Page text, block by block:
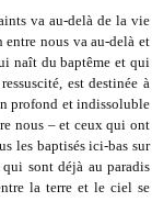
va au-delà de la vie
entre nous va au-delà et
naît du baptême et qui
est destinée à
profond et indissoluble
nous – et ceux qui ont
les baptisés ici-bas sur
sont déjà au paradis
la terre et le ciel se